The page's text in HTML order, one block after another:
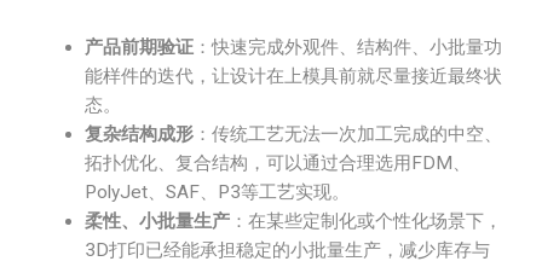
产品前期验证 ：快速完成外观件、结构件、小批量功
能样件的迭代，让设计在上模具前就尽量接近最终状
态。
复杂结构成形 ：传统工艺无法一次加工完成的中空、
拓扑优化、复合结构，可以通过合理选用FDM、
PolyJet、SAF、P3等工艺实现。
柔性、小批量生产 ：在某些定制化或个性化场景下，
3D打印已经能承担稳定的小批量生产，减少库存与